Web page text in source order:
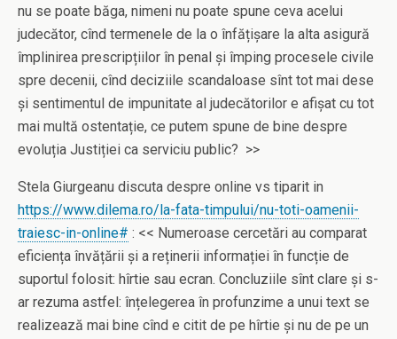
nu se poate băga, nimeni nu poate spune ceva acelui
judecător, cînd termenele de la o înfățișare la alta asigură
împlinirea prescripțiilor în penal și împing procesele civile
spre decenii, cînd deciziile scandaloase sînt tot mai dese
și sentimentul de impunitate al judecătorilor e afișat cu tot
mai multă ostentație, ce putem spune de bine despre
evoluția Justiției ca serviciu public? >>
Stela Giurgeanu discuta despre online vs tiparit in
https://www.dilema.ro/la-fata-timpului/nu-toti-oamenii-
traiesc-in-online# : << Numeroase cercetări au comparat
eficiența învățării și a reținerii informației în funcție de
suportul folosit: hîrtie sau ecran. Concluziile sînt clare și s-
ar rezuma astfel: înțelegerea în profunzime a unui text se
realizează mai bine cînd e citit de pe hîrtie și nu de pe un